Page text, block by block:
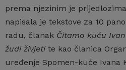
prema njezinim je
napisala je tekstove za 10
radu, članak Čitamo kuću
žudi živjetite kao članica
uređenje Spomen-kuće Ivana